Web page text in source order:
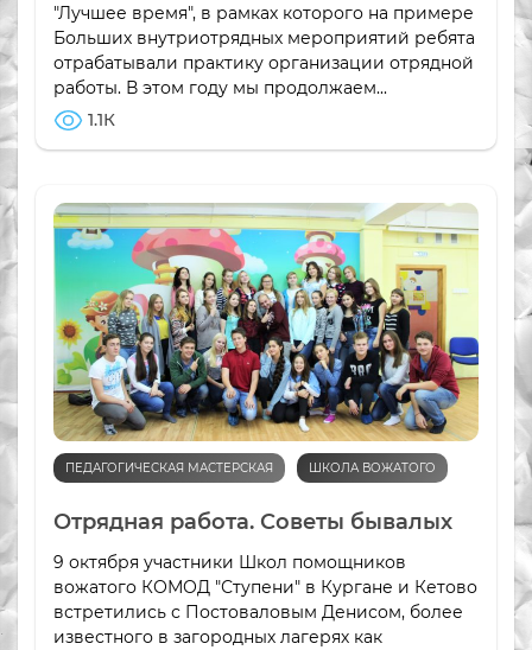
"Лучшее время", в рамках которого на примере
Больших внутриотрядных мероприятий ребята
отрабатывали практику организации отрядной
работы. В этом году мы продолжаем...
1.1К
ПЕДАГОГИЧЕСКАЯ МАСТЕРСКАЯ ШКОЛА ВОЖАТОГО
Отрядная работа. Советы бывалых
9 октября участники Школ помощников
вожатого КОМОД "Ступени" в Кургане и Кетово
встретились с Постоваловым Денисом, более
известного в загородных лагерях как